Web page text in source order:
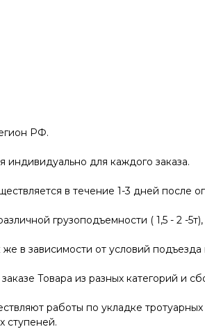
РФ.
индивидуально для каждого заказа.
в течение 1-3 дней после
грузоподъемности ( 1,5 - 2 -
в зависимости от условий
Товара из разных категорий и
работы по укладке
ступеней.